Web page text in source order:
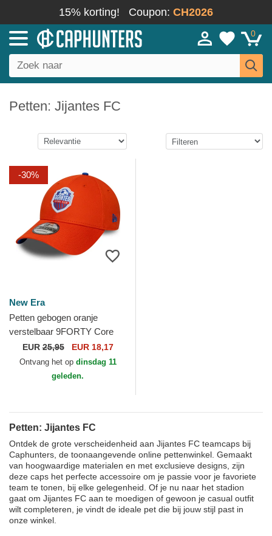
15% korting! Coupon: CH2026
0
Petten: Jijantes FC
-30%
New Era
Petten gebogen oranje
verstelbaar 9FORTY Core
van Jijantes FC Kings
League van New Era
EUR25,95 EUR 18,17
Ontvang het op dinsdag 11
geleden.
Petten: Jijantes FC
Ontdek de grote verscheidenheid aan Jijantes FC teamcaps bij
Caphunters, de toonaangevende online pettenwinkel. Gemaakt
van hoogwaardige materialen en met exclusieve designs, zijn
deze caps het perfecte accessoire om je passie voor je favoriete
team te tonen, bij elke gelegenheid. Of je nu naar het stadion
gaat om Jijantes FC aan te moedigen of gewoon je casual outfit
wilt completeren, je vindt de ideale pet die bij jouw stijl past in
onze winkel.